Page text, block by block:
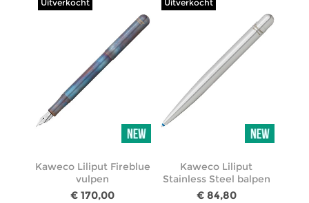
Uitverkocht
Kaweco Liliput Fireblue
vulpen
€ 170,00
Uitverkocht
Kaweco Liliput
Stainless Steel balpen
€ 84,80